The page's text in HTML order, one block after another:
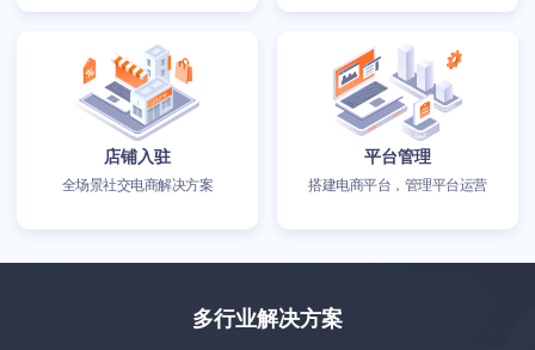
店铺入驻
全场景社交电商解决方案
平台管理
搭建电商平台，管理平台运营
多行业解决方案